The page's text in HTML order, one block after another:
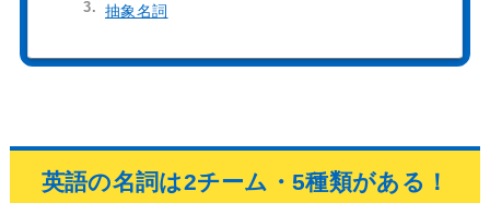
抽象名詞
英語の名詞は2チーム・5種類がある！